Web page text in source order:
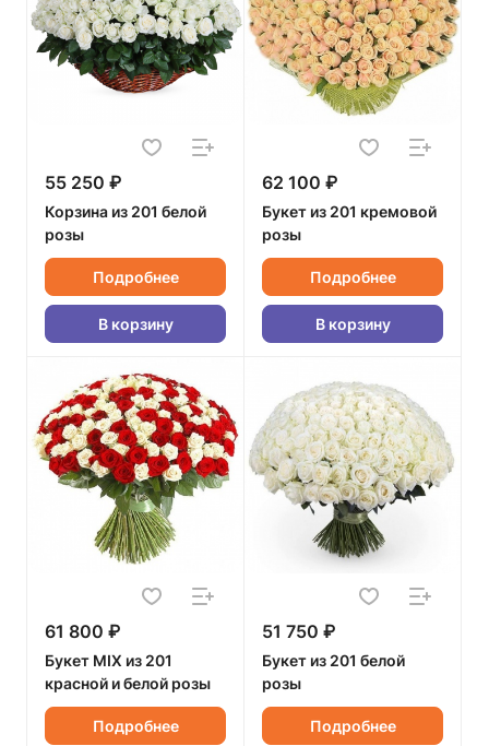
55 250 ₽
Корзина из 201 белой
розы
Подробнее
В корзину
62 100 ₽
Букет из 201 кремовой
розы
Подробнее
В корзину
61 800 ₽
Букет MIX из 201
красной и белой розы
Подробнее
51 750 ₽
Букет из 201 белой
розы
Подробнее